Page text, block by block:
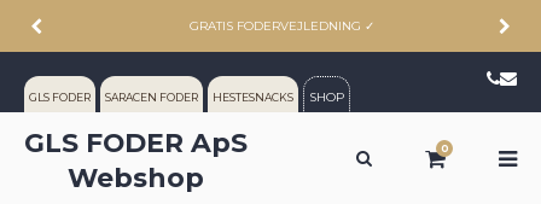
GRATIS FODERVEJLEDNING ✓
GLS FODER SARACEN FODER HESTESNACKS SHOP
GLS FODER ApS
Webshop
0